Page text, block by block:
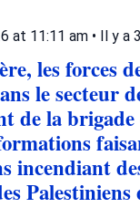
at 11:11 am • Il y a
les forces
le secteur
de la brigade
incendiant
Palestiniens